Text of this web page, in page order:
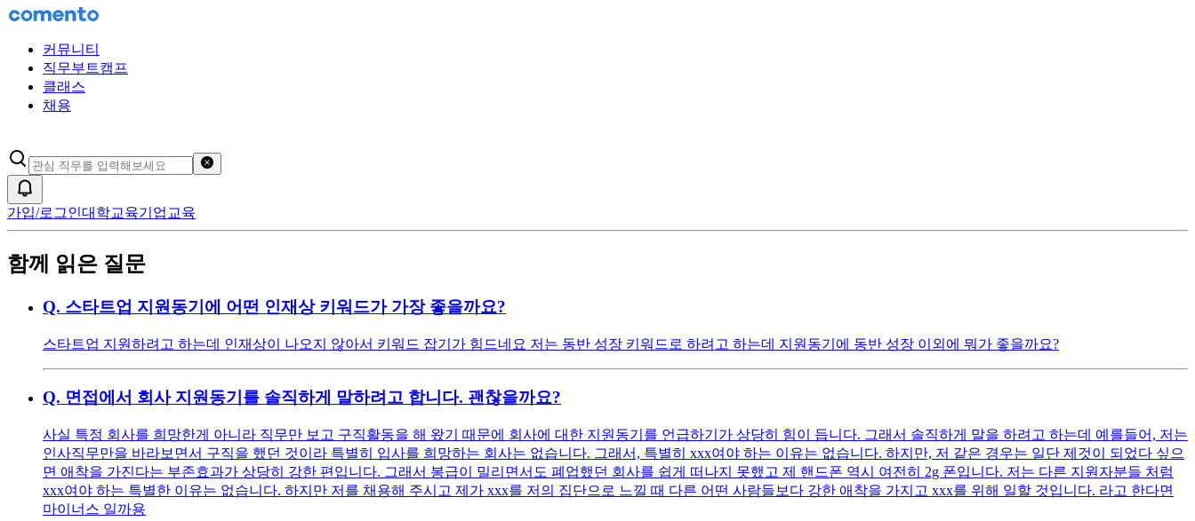
커뮤니티
직무부트캠프
클래스
채용
가입/로그인대학교육기업교육
함께 읽은 질문
Q. 스타트업 지원동기에 어떤 인재상 키워드가 가장 좋을까요?
스타트업 지원하려고 하는데 인재상이 나오지 않아서 키워드 잡기가 힘드네요 저는 동반 성장 키워드로 하려고 하는데 지원동기에 동반 성장 이외에 뭐가 좋을까요?
Q. 면접에서 회사 지원동기를 솔직하게 말하려고 합니다. 괜찮을까요?
사실 특정 회사를 희망한게 아니라 직무만 보고 구직활동을 해 왔기 때문에 회사에 대한 지원동기를 언급하기가 상당히 힘이 듭니다. 그래서 솔직하게 말을 하려고 하는데 예를들어, 저는
인사직무만을 바라보면서 구직을 했던 것이라 특별히 입사를 희망하는 회사는 없습니다. 그래서, 특별히 xxx여야 하는 이유는 없습니다. 하지만, 저 같은 경우는 일단 제것이 되었다 싶으
면 애착을 가진다는 부존효과가 상당히 강한 편입니다. 그래서 봉급이 밀리면서도 폐업했던 회사를 쉽게 떠나지 못했고 제 핸드폰 역시 여전히 2g 폰입니다. 저는 다른 지원자분들 처럼
xxx여야 하는 특별한 이유는 없습니다. 하지만 저를 채용해 주시고 제가 xxx를 저의 집단으로 느낄 때 다른 어떤 사람들보다 강한 애착을 가지고 xxx를 위해 일할 것입니다. 라고 한다면
마이너스 일까용